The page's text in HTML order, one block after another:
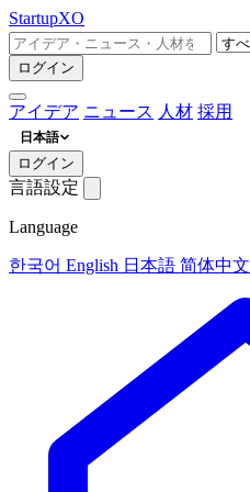
StartupXO
ログイン
アイデア ニュース 人材 採用
日本語
ログイン
言語設定
Language
한국어 English 日本語 简体中文